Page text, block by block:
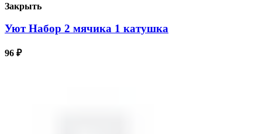
Закрыть
Уют Набор 2 мячика 1 катушка
96 ₽